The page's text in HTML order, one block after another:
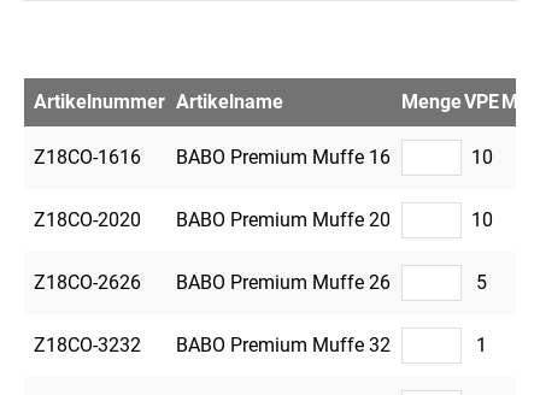
Artikelnummer Artikelname MengeVPE
Z18CO-1616 BABO Premium Muffe 16 10
Z18CO-2020 BABO Premium Muffe 20 10
Z18CO-2626 BABO Premium Muffe 26 5
Z18CO-3232 BABO Premium Muffe 32 1